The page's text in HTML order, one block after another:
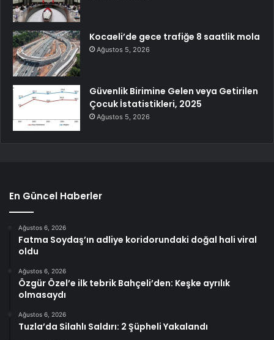
Kocaeli’de gece trafiğe 8 saatlik mola
Ağustos 5, 2026
Güvenlik Birimine Gelen veya Getirilen
Çocuk İstatistikleri, 2025
Ağustos 5, 2026
En Güncel Haberler
Ağustos 6, 2026
Fatma Soydaş’ın adliye koridorundaki doğal hali viral
oldu
Ağustos 6, 2026
Özgür Özel’e ilk tebrik Bahçeli’den: Keşke ayrılık
olmasaydı
Ağustos 6, 2026
Tuzla’da Silahlı Saldırı: 2 Şüpheli Yakalandı